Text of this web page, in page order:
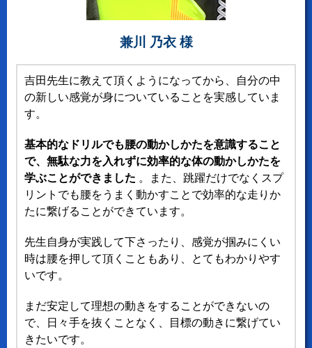
兼川 乃衣 様
吉田先生に教えて頂くようになってから、自分の中
の新しい感覚が身についていることを実感していま
す。
基本的なドリルでも腰の動かしかたを意識すること
で、無駄な力を入れずに効率的な体の動かしかたを
学ぶことができました 。また、跳躍だけでなくスプ
リントでも腰をうまく動かすことで効率的な走りか
たに繋げることができています。
先生自身が実践して下さったり、感覚が掴みにくい
時は腰を押して頂くこともあり、とてもわかりやす
いです。
まだ安定して理想の動きをすることができないの
で、日々手を抜くことなく、目標の動きに繋げてい
きたいです。